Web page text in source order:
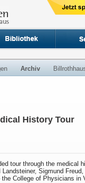
Archiv
History Tour
tour through the medical
Sigmund
College of Physicians in